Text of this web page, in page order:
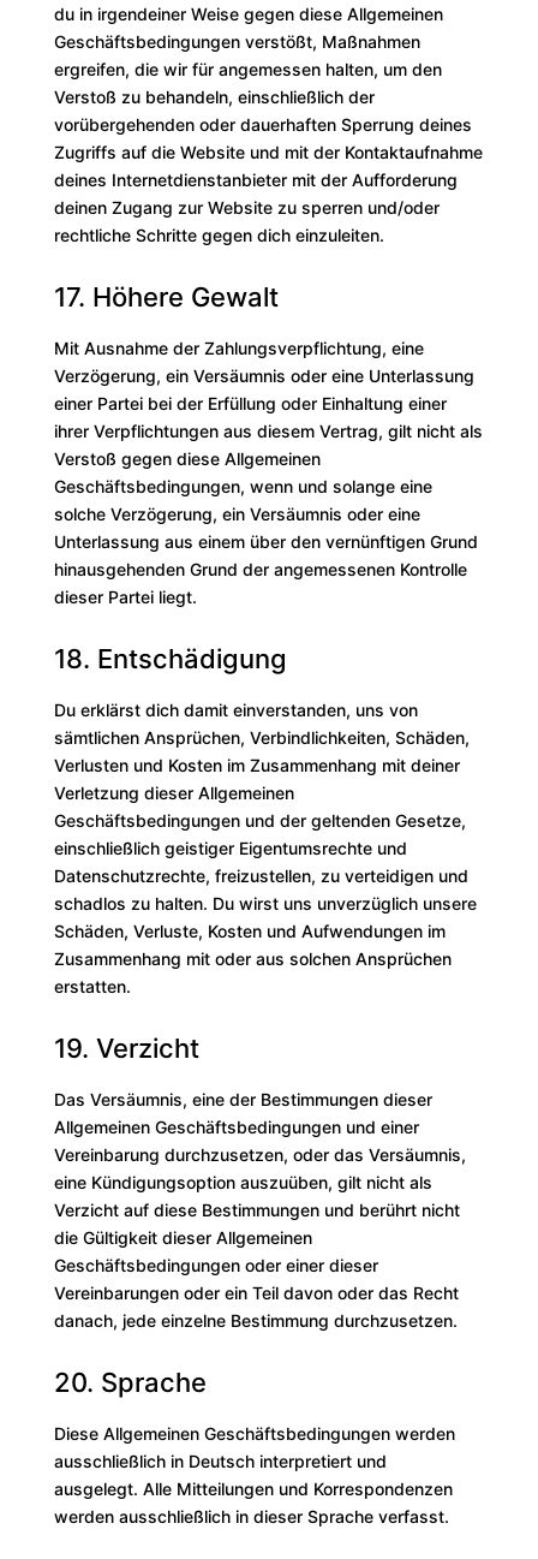
du in irgendeiner Weise gegen diese Allgemeinen
Geschäftsbedingungen verstößt, Maßnahmen
ergreifen, die wir für angemessen halten, um den
Verstoß zu behandeln, einschließlich der
vorübergehenden oder dauerhaften Sperrung deines
Zugriffs auf die Website und mit der Kontaktaufnahme
deines Internetdienstanbieter mit der Aufforderung
deinen Zugang zur Website zu sperren und/oder
rechtliche Schritte gegen dich einzuleiten.
17. Höhere Gewalt
Mit Ausnahme der Zahlungsverpflichtung, eine
Verzögerung, ein Versäumnis oder eine Unterlassung
einer Partei bei der Erfüllung oder Einhaltung einer
ihrer Verpflichtungen aus diesem Vertrag, gilt nicht als
Verstoß gegen diese Allgemeinen
Geschäftsbedingungen, wenn und solange eine
solche Verzögerung, ein Versäumnis oder eine
Unterlassung aus einem über den vernünftigen Grund
hinausgehenden Grund der angemessenen Kontrolle
dieser Partei liegt.
18. Entschädigung
Du erklärst dich damit einverstanden, uns von
sämtlichen Ansprüchen, Verbindlichkeiten, Schäden,
Verlusten und Kosten im Zusammenhang mit deiner
Verletzung dieser Allgemeinen
Geschäftsbedingungen und der geltenden Gesetze,
einschließlich geistiger Eigentumsrechte und
Datenschutzrechte, freizustellen, zu verteidigen und
schadlos zu halten. Du wirst uns unverzüglich unsere
Schäden, Verluste, Kosten und Aufwendungen im
Zusammenhang mit oder aus solchen Ansprüchen
erstatten.
19. Verzicht
Das Versäumnis, eine der Bestimmungen dieser
Allgemeinen Geschäftsbedingungen und einer
Vereinbarung durchzusetzen, oder das Versäumnis,
eine Kündigungsoption auszuüben, gilt nicht als
Verzicht auf diese Bestimmungen und berührt nicht
die Gültigkeit dieser Allgemeinen
Geschäftsbedingungen oder einer dieser
Vereinbarungen oder ein Teil davon oder das Recht
danach, jede einzelne Bestimmung durchzusetzen.
20. Sprache
Diese Allgemeinen Geschäftsbedingungen werden
ausschließlich in Deutsch interpretiert und
ausgelegt. Alle Mitteilungen und Korrespondenzen
werden ausschließlich in dieser Sprache verfasst.